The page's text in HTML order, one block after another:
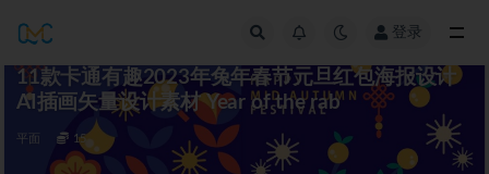
登录
11款卡通有趣2023年兔年春节元旦红包海报设计
AI插画矢量设计素材 Year of the rab
平面 15